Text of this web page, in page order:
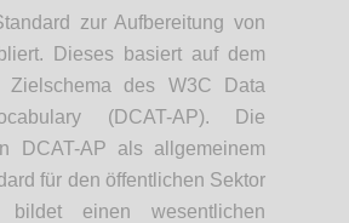
zur Aufbereitung von
Dieses basiert auf dem
Zielschema des W3C Data
(DCAT-AP). Die
DCAT-AP als allgemeinem
für den öffentlichen Sektor
bildet einen wesentlichen